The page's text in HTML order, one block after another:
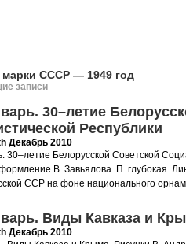
СССР — 1949 год
записи
30–летие
Республики
Декабрь 2010
30–летие Белорусской Советской
В. Завьялова. П. глубокая.
ССР на фоне национального
Виды Кавказа и
Декабрь 2010